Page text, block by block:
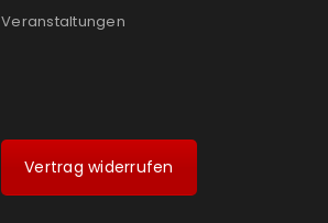
Veranstaltungen
Vertrag widerrufen